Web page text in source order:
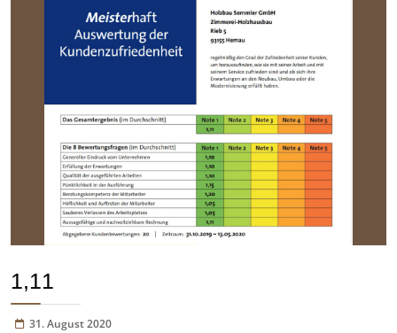
1,11
31. August 2020